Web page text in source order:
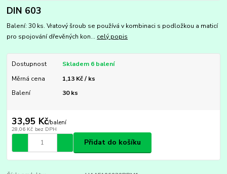
DIN 603
Balení: 30 ks. Vratový šroub se používá v kombinaci s podložkou a maticí
pro spojování dřevěných kon... celý popis
Dostupnost
Skladem 6 balení
Měrná cena
1,13 Kč / ks
Balení
30 ks
33,95 Kč/balení
28,06 Kč bez DPH
Přidat do košíku